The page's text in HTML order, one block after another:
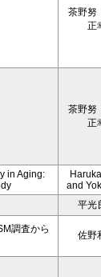
茶野努
正
茶野努
正
in Aging:
and
平光
調査から
佐野